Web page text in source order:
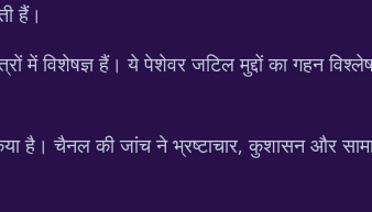
हैं।
विशेषज्ञ हैं। ये पेशेवर जटिल मुद्दों का गहन
है। चैनल की जांच ने भ्रष्टाचार, कुशासन और